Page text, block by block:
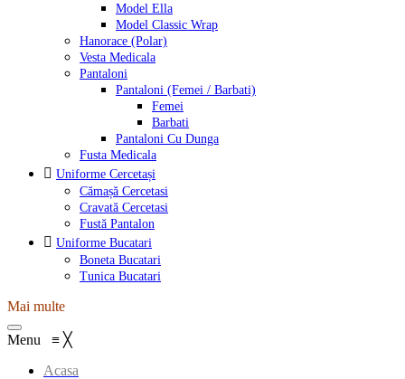
Model Ella
Model Classic Wrap
Hanorace (Polar)
Vesta Medicala
Pantaloni
Pantaloni (Femei / Barbati)
Femei
Barbati
Pantaloni Cu Dunga
Fusta Medicala
Uniforme Cercetași
Cămașă Cercetasi
Cravată Cercetasi
Fustă Pantalon
Uniforme Bucatari
Boneta Bucatari
Tunica Bucatari
Mai multe
Menu ≡ ╳
Acasa